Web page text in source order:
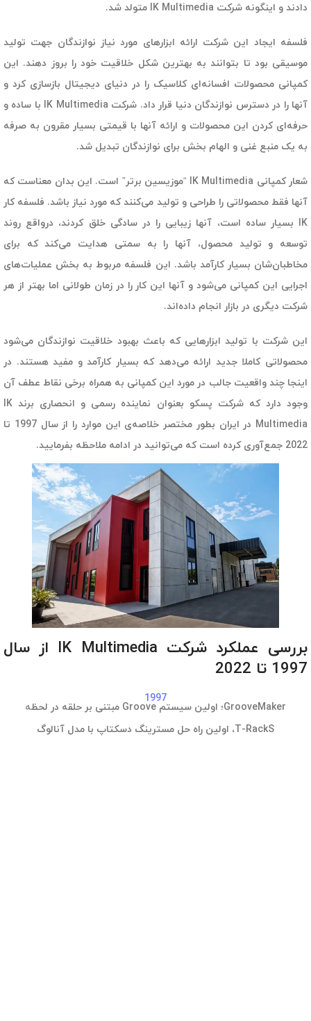
دادند و اینگونه شرکت IK Multimedia متولد شد.
فلسفه ایجاد این شرکت ارائه ابزارهای مورد نیاز نوازندگان جهت تولید
موسیقی بود تا بتوانند به بهترین شکل خلاقیت خود را بروز دهند. این
کمپانی محصولات افسانه‌ای کلاسیک را در دنیای دیجیتال بازسازی کرد و
آنها را در دسترس نوازندگان دنیا قرار داد. شرکت IK Multimedia با ساده و
حرفه‌ای کردن این محصولات و ارائه آنها با قیمتی بسیار مقرون به صرفه
به یک منبع غنی و الهام بخش برای نوازندگان تبدیل شد.
شعار کمپانی IK Multimedia “موزیسین برتر” است. این بدان معناست که
آنها فقط محصولاتی را طراحی و تولید می‌کنند که مورد نیاز باشد. فلسفه کار
IK بسیار ساده است، آنها زیبایی را در سادگی خلق کردند، درواقع روند
توسعه و تولید محصول، آنها را به سمتی هدایت می‌کند که برای
مخاطبان‌شان بسیار کارآمد باشد. این فلسفه مربوط به بخش عملیات‌های
اجرایی این کمپانی می‌شود و آنها این کار را در زمان طولانی اما بهتر از هر
شرکت دیگری در بازار انجام داده‌اند.
این شرکت با تولید ابزارهایی که باعث بهبود خلاقیت نوازندگان می‌شود
محصولاتی کاملا جدید ارائه می‌دهد که بسیار کارآمد و مفید هستند. در
اینجا چند واقعیت جالب در مورد این کمپانی به همراه برخی نقاط عطف آن
وجود دارد که شرکت پسکو بعنوان نماینده رسمی و انحصاری برند IK
Multimedia در ایران بطور مختصر خلاصه‌ی این موارد را از سال 1997 تا
2022 جمع‌آوری کرده است که می‌توانید در ادامه ملاحظه بفرمایید.
بررسی عملکرد شرکت IK Multimedia از سال
1997 تا 2022
1997
GrooveMaker؛ اولین سیستم Groove مبتنی بر حلقه در لحظه
T-RackS، اولین راه حل مسترینگ دسکتاپ با مدل آنالوگ